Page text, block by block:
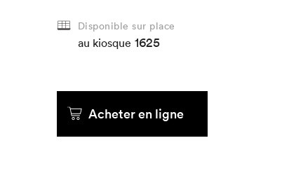
Disponible sur place
au kiosque 1625
Acheter en ligne